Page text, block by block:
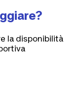
la disponibilità